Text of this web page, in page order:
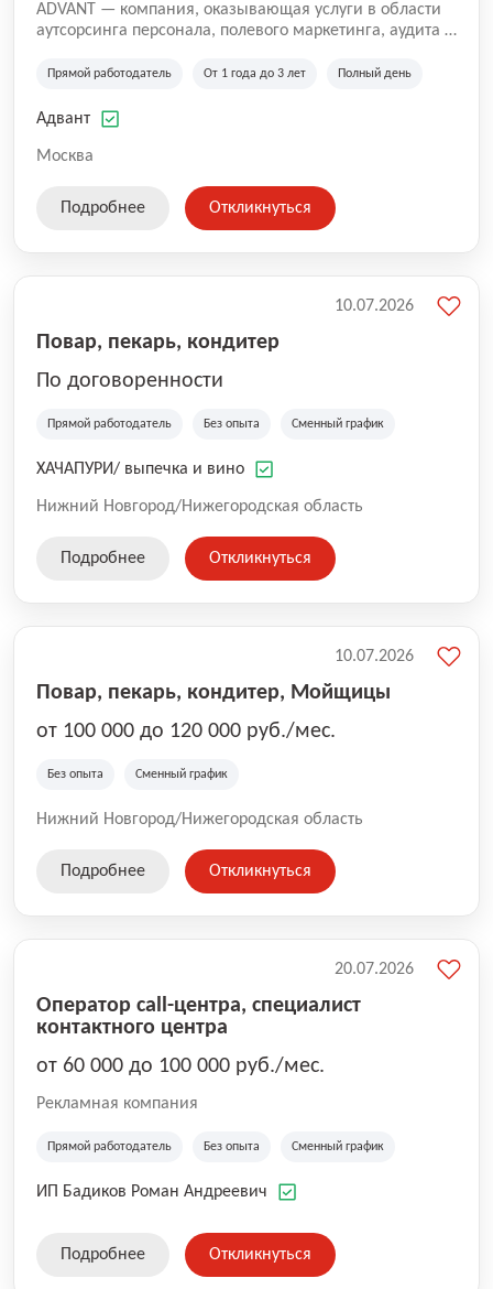
ADVANT — компания, оказывающая услуги в области
аутсорсинга персонала, полевого маркетинга, аудита и
региональных клиентов. Мы работаем на рынке с
Казахстана и Беларуси, сотрудничая с компаниями из
Прямой работодатель От 1 года до 3 лет Полный день
Адвант
Москва
Подробнее Откликнуться
Повар, пекарь, кондитер
По договоренности
Прямой работодатель Без опыта Сменный график
ХАЧАПУРИ/ выпечка и вино
Нижний Новгород/Нижегородская область
10.07.2026
Подробнее Откликнуться
Повар, пекарь, кондитер, Мойщицы
от 100 000 до 120 000 руб./мес.
Без опыта Сменный график
Нижний Новгород/Нижегородская область
10.07.2026
Подробнее Откликнуться
Оператор call-центра, специалист
контактного центра
от 60 000 до 100 000 руб./мес.
Рекламная компания
Прямой работодатель Без опыта Сменный график
ИП Бадиков Роман Андреевич
20.07.2026
Подробнее Откликнуться